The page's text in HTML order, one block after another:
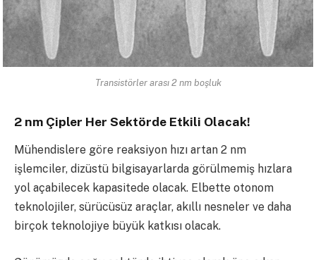
Transistörler arası 2 nm boşluk
2 nm Çipler Her Sektörde Etkili Olacak!
Mühendislere göre reaksiyon hızı artan 2 nm
işlemciler, dizüstü bilgisayarlarda görülmemiş hızlara
yol açabilecek kapasitede olacak. Elbette otonom
teknolojiler, sürücüsüz araçlar, akıllı nesneler ve daha
birçok teknolojiye büyük katkısı olacak.